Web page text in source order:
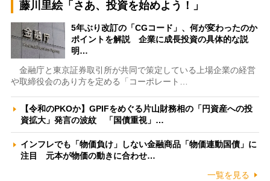
藤川里絵「さあ、投資を始めよう！」
5年ぶり改訂の「CGコード」、何が変わったのか
ポイントを解説 企業に成長投資の具体的な説
明…
金融庁と東京証券取引所が共同で策定している上場企業の経営
や取締役会のあり方を定める「コーポレート…
【令和のPKOか】GPIFをめぐる片山財務相の「円資産への投
資拡大」発言の波紋 「国債重視」…
インフレでも「物価負け」しない金融商品「物価連動国債」に
注目 元本が物価の動きに合わせ…
一覧を見る